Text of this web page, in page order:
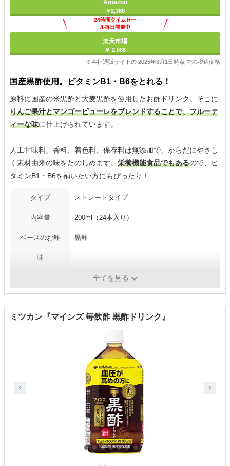
Amazon
￥2,380
24時間タイムセー
ル毎日開催中
楽天市場
￥ 2,086
※各社通販サイトの 2025年3月1日時点 での税込価格
国産黒酢使用。ビタミンB1・B6をとれる！
原料に国産の米黒酢と大麦黒酢を使用したお酢ドリンク。そこに
りんご果汁とマンゴーピューレをブレンドすることで、フルーテ
ィーな味に仕上げられています。
人工甘味料、香料、着色料、保存料は無添加で、からだにやさし
く素材由来の味をたのしめます。 栄養機能食品でもあるので、ビ
タミンB1・B6を補いたい方にもぴったり！
タイプ ストレートタイプ
内容量 200ml（24本入り）
ベースのお酢 黒酢
味 -
92kcal（1本/200mlあたり）
全てを見る
ミツカン『マインズ 毎飲酢 黒酢ドリンク』